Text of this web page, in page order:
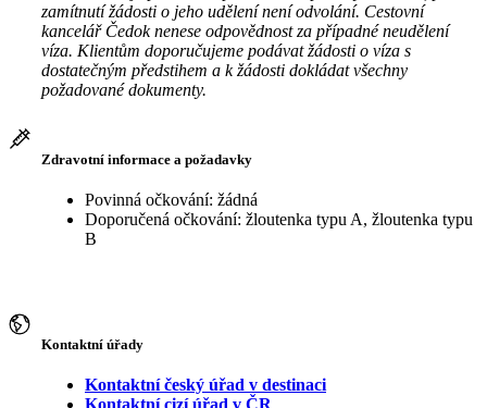
zamítnutí žádosti o jeho udělení není odvolání. Cestovní
kancelář Čedok nenese odpovědnost za případné neudělení
víza. Klientům doporučujeme podávat žádosti o víza s
dostatečným předstihem a k žádosti dokládat všechny
požadované dokumenty.
Zdravotní informace a požadavky
Povinná očkování: žádná
Doporučená očkování: žloutenka typu A, žloutenka typu
B
Kontaktní úřady
Kontaktní český úřad v destinaci